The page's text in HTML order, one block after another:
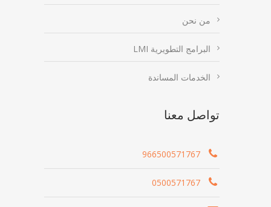
من نحن
البرامج التطويرية LMI
الخدمات المساندة
تواصل معنا
966500571767
0500571767